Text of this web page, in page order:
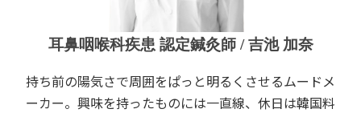
耳鼻咽喉科疾患 認定鍼灸師 / 吉池 加奈
持ち前の陽気さで周囲をぱっと明るくさせるムードメ
ーカー。興味を持ったものには一直線、休日は韓国料